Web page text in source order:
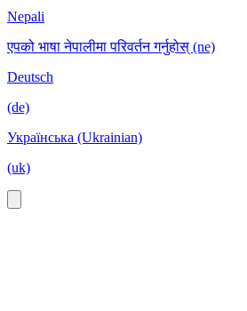
Nepali
एपको भाषा नेपालीमा परिवर्तन गर्नुहोस् (ne)
Deutsch
(de)
Українська (Ukrainian)
(uk)